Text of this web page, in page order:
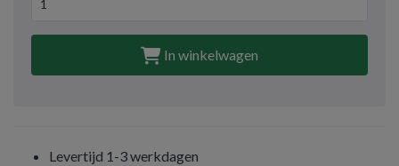
In winkelwagen
Levertijd 1-3 werkdagen